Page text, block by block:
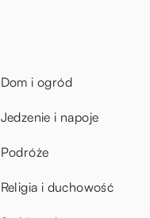
Dom i ogród
Jedzenie i napoje
Podróże
Religia i duchowość